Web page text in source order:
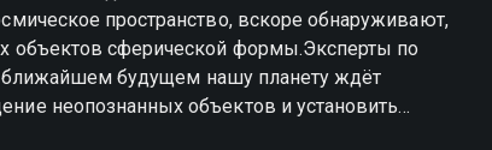
пространство, вскоре обнаруживают,
объектов сферической формы.Эксперты по
ближайшем будущем нашу планету ждёт
неопознанных объектов и установить
сфер отправляются специально